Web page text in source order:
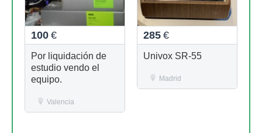
100 €
Por liquidación de
estudio vendo el
equipo.
Valencia
285 €
Univox SR-55
Madrid